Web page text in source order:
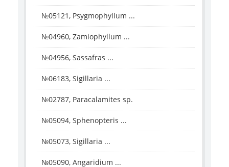
№05121, Psygmophyllum ...
№04960, Zamiophyllum ...
№04956, Sassafras ...
№06183, Sigillaria ...
№02787, Paracalamites sp.
№05094, Sphenopteris ...
№05073, Sigillaria ...
№05090, Angaridium ...